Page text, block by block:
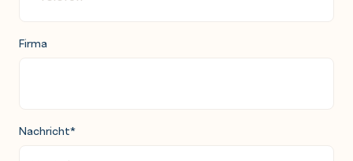
Firma
Nachricht*